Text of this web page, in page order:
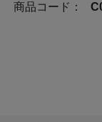
商品コード：